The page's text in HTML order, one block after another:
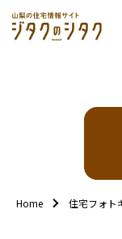
Home 住宅フォト